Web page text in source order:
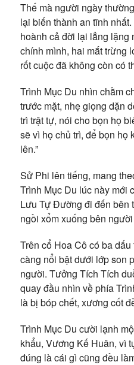
Thế mà người ngày
lại biến thành an tĩnh
hoành cả đời lại lẳng lặng
chính mình, hai mắt trừng
rốt cuộc đã không còn có
Trình Mục Du nhìn chằm
trước mặt, nhẹ giọng dặn
trì trật tự, nói cho bọn họ
sẽ vì họ chủ trì, để bọn họ
lên.”
Sử Phi lên tiếng, mang
Trình Mục Du lúc này mới
Lưu Tự Đường đi đến bên
ngồi xổm xuống bên
Trên cổ Hoa Cô có ba
càng nổi bật dưới lớp son
người. Tưởng Tích Tích
quay đầu nhìn về phía
là bị bóp chết, xương cốt
Trình Mục Du cười lạnh
khẩu, Vương Kế Huân, vì
đúng là cái gì cũng đều